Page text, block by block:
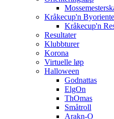
Kråkecup'n
Kråkecup'n
Resultater
Klubbturer
Korona
Virtuelle løp
Halloween
Godnattas
ElgOn
ThOmas
Småtroll
Arakn-O